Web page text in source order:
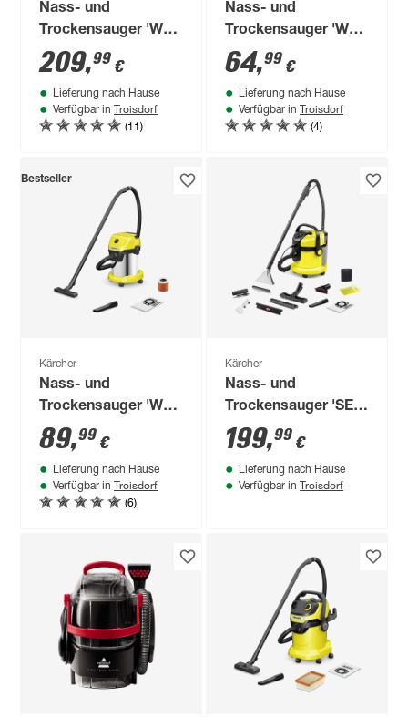
Nass- und
Trockensauger 'WD
6 P S V-30/6/22/T'
209,99 €
Lieferung nach Hause
Verfügbar in Troisdorf
(11)
Nass- und
Trockensauger 'WD
2 Plus V-12/4/18/C'
64,99 €
Lieferung nach Hause
Verfügbar in Troisdorf
(4)
Bestseller
Kärcher
Nass- und
Trockensauger 'WD
3 S V-17/4/20'
89,99 €
Lieferung nach Hause
Verfügbar in Troisdorf
(6)
Kärcher
Nass- und
Trockensauger 'SE
4004' 1000 W
199,99 €
Lieferung nach Hause
Verfügbar in Troisdorf